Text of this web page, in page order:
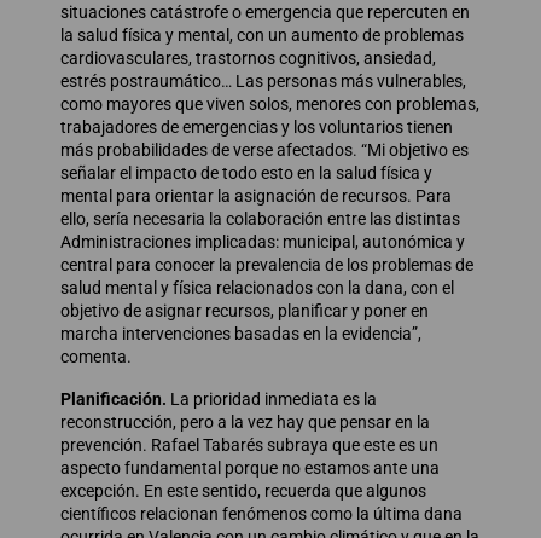
situaciones catástrofe o emergencia que repercuten en
la salud física y mental, con un aumento de problemas
cardiovasculares, trastornos cognitivos, ansiedad,
estrés postraumático… Las personas más vulnerables,
como mayores que viven solos, menores con problemas,
trabajadores de emergencias y los voluntarios tienen
más probabilidades de verse afectados. “Mi objetivo es
señalar el impacto de todo esto en la salud física y
mental para orientar la asignación de recursos. Para
ello, sería necesaria la colaboración entre las distintas
Administraciones implicadas: municipal, autonómica y
central para conocer la prevalencia de los problemas de
salud mental y física relacionados con la dana, con el
objetivo de asignar recursos, planificar y poner en
marcha intervenciones basadas en la evidencia”,
comenta.
Planificación. La prioridad inmediata es la
reconstrucción, pero a la vez hay que pensar en la
prevención. Rafael Tabarés subraya que este es un
aspecto fundamental porque no estamos ante una
excepción. En este sentido, recuerda que algunos
científicos relacionan fenómenos como la última dana